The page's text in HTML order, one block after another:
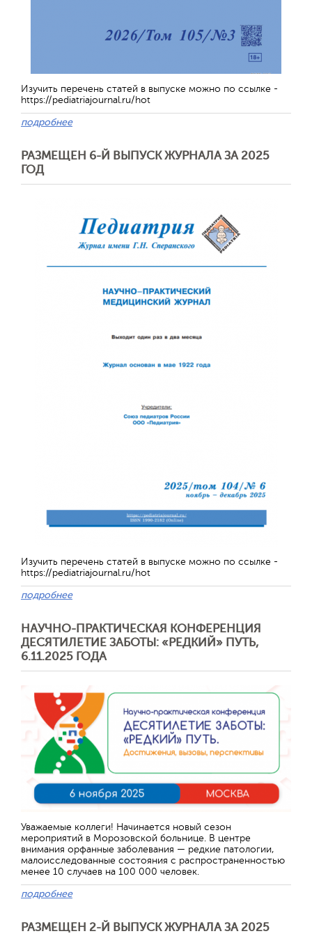
Изучить перечень статей в выпуске можно по ссылке -
https://pediatriajournal.ru/hot
подробнее
РАЗМЕЩЕН 6-Й ВЫПУСК ЖУРНАЛА ЗА 2025
ГОД
Изучить перечень статей в выпуске можно по ссылке -
https://pediatriajournal.ru/hot
подробнее
НАУЧНО-ПРАКТИЧЕСКАЯ КОНФЕРЕНЦИЯ
ДЕСЯТИЛЕТИЕ ЗАБОТЫ: «РЕДКИЙ» ПУТЬ,
6.11.2025 ГОДА
Уважаемые коллеги! Начинается новый сезон
мероприятий в Морозовской больнице. В центре
внимания орфанные заболевания — редкие патологии,
малоисследованные состояния с распространенностью
менее 10 случаев на 100 000 человек.
подробнее
РАЗМЕЩЕН 2-Й ВЫПУСК ЖУРНАЛА ЗА 2025
Отправить